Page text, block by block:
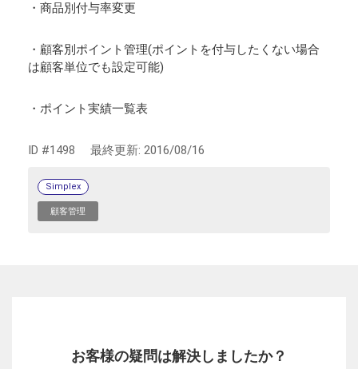
・商品別付与率変更
・顧客別ポイント管理(ポイントを付与したくない場合
は顧客単位でも設定可能)
・ポイント実績一覧表
ID #1498 最終更新: 2016/08/16
Simplex
顧客管理
お客様の疑問は解決しましたか？